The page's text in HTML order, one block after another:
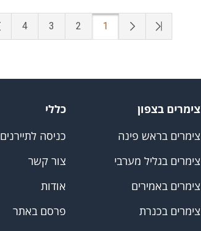
1
2
3
4
צימרים בצפון
צימרים בראש פינה
צימרים בגליל מערבי
צימרים באמירים
צימרים בכנרת
כללי
כניסה לתיירנים
צור קשר
אודות
פרסם באתר